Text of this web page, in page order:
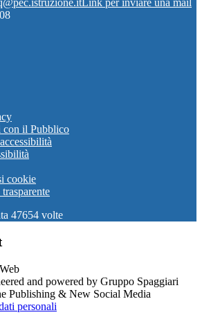
Link per inviare una mail
il Pubblico
cookie
47654 volte
and powered by Gruppo Spaggiari
Publishing & New Social Media
personali